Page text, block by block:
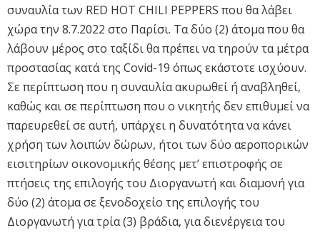
συναυλία των RED HOT CHILI PEPPERS που θα λάβει
χώρα την 8.7.2022 στο Παρίσι. Τα δύο (2) άτομα που θα
λάβουν μέρος στο ταξίδι θα πρέπει να τηρούν τα μέτρα
προστασίας κατά της Covid-19 όπως εκάστοτε ισχύουν.
Σε περίπτωση που η συναυλία ακυρωθεί ή αναβληθεί,
καθώς και σε περίπτωση που ο νικητής δεν επιθυμεί να
παρευρεθεί σε αυτή, υπάρχει η δυνατότητα να κάνει
χρήση των λοιπών δώρων, ήτοι των δύο αεροπορικών
εισιτηρίων οικονομικής θέσης μετ’ επιστροφής σε
πτήσεις της επιλογής του Διοργανωτή και διαμονή για
δύο (2) άτομα σε ξενοδοχείο της επιλογής του
Διοργανωτή για τρία (3) βράδια, για διενέργεια του